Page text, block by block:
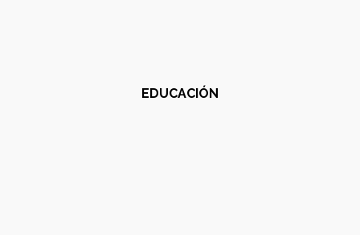
EDUCACIÓN